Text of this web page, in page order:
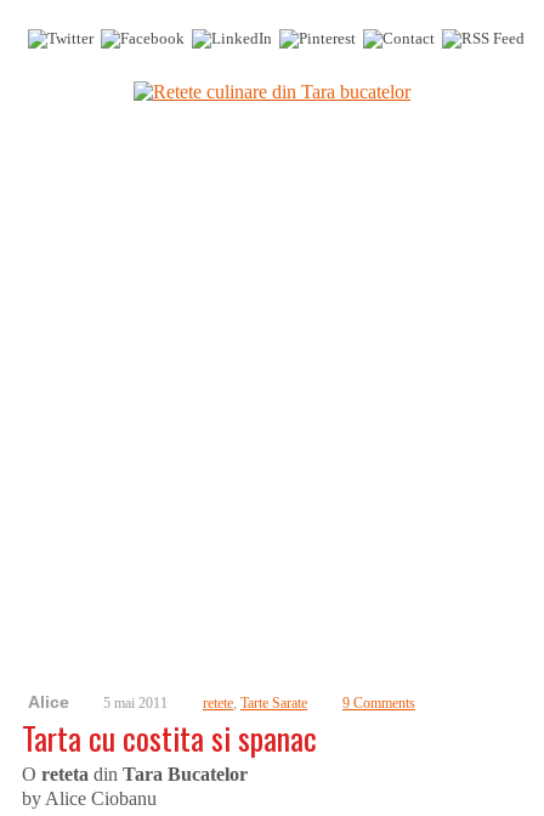
Alice 5 mai 2011 retete, Tarte Sarate 9 Comments
Tarta cu costita si spanac
O reteta din Tara Bucatelor
by Alice Ciobanu